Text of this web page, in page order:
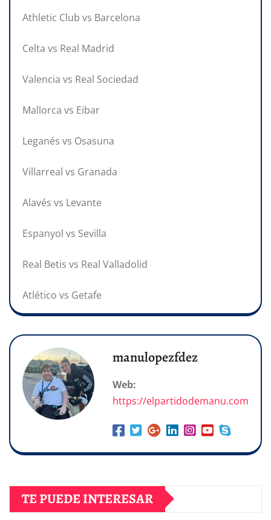
Athletic Club vs Barcelona
Celta vs Real Madrid
Valencia vs Real Sociedad
Mallorca vs Eibar
Leganés vs Osasuna
Villarreal vs Granada
Alavés vs Levante
Espanyol vs Sevilla
Real Betis vs Real Valladolid
Atlético vs Getafe
manulopezfdez
Web:
https://elpartidodemanu.com
TE PUEDE INTERESAR